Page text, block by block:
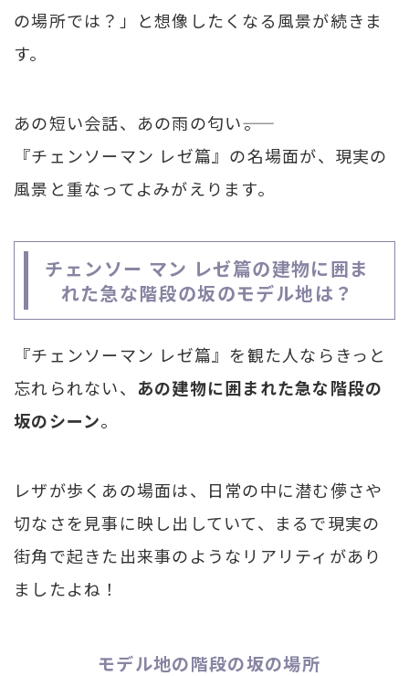
の場所では？」と想像したくなる風景が続きま
す。
あの短い会話、あの雨の匂い――。
『チェンソーマン レゼ篇』の名場面が、現実の
風景と重なってよみがえります。
チェンソー マン レゼ篇の建物に囲ま
れた急な階段の坂のモデル地は？
『チェンソーマン レゼ篇』を観た人ならきっと
忘れられない、 あの建物に囲まれた急な階段の
坂のシーン。
レザが歩くあの場面は、日常の中に潜む儚さや
切なさを見事に映し出していて、まるで現実の
街角で起きた出来事のようなリアリティがあり
ましたよね！
モデル地の階段の坂の場所